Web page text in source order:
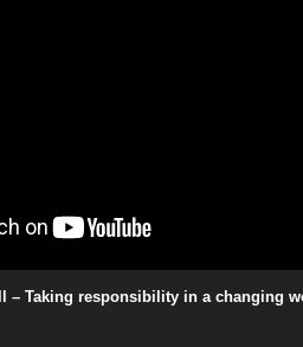
– Taking responsibility in a changing